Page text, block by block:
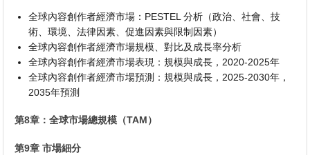
全球內容創作者經濟市場：PESTEL 分析（政治、社會、技
術、環境、法律因素、促進因素與限制因素）
全球內容創作者經濟市場規模、對比及成長率分析
全球內容創作者經濟市場表現：規模與成長，2020-2025年
全球內容創作者經濟市場預測：規模與成長，2025-2030年，
2035年預測
第8章：全球市場總規模（TAM）
第9章 市場細分